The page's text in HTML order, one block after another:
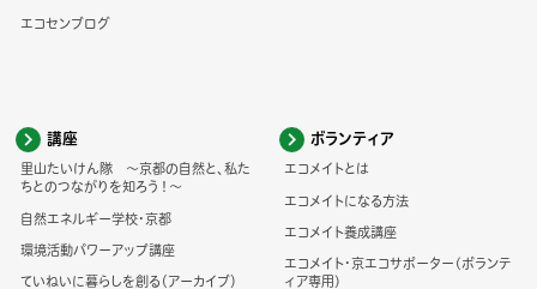
エコセンブログ
講座
里山たいけん隊 ～京都の自然と、私た
ちとのつながりを知ろう！～
自然エネルギー学校・京都
環境活動パワーアップ講座
ていねいに暮らしを創る（アーカイブ）
ボランティア
エコメイトとは
エコメイトになる方法
エコメイト養成講座
エコメイト・京エコサポーター(ボランテ
ィア専用)